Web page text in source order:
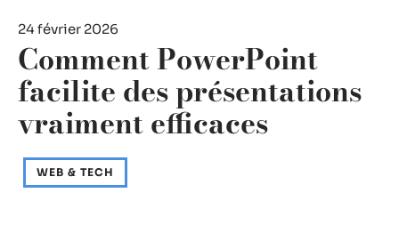
24 février 2026
Comment PowerPoint
facilite des présentations
vraiment efficaces
WEB & TECH